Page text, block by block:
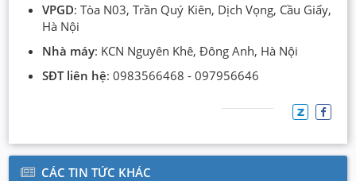
VPGD: Tòa N03, Trần Quý Kiên, Dịch Vọng, Cầu Giấy,
Hà Nội
Nhà máy: KCN Nguyên Khê, Đông Anh, Hà Nội
SĐT liên hệ: 0983566468 - 097956646
CÁC TIN TỨC KHÁC